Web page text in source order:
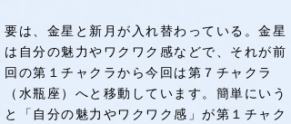
要は、金星と新月が入れ替わっている。金星
は自分の魅力やワクワク感などで、それが前
回の第１チャクラから今回は第７チャクラ
（水瓶座）へと移動しています。簡単にいう
と「自分の魅力やワクワク感」が第１チャク